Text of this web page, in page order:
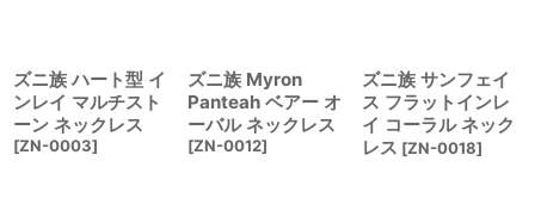
ズニ族 ハート型 イ
ンレイ マルチスト
ーン ネックレス
[ZN-0003]
ズニ族 Myron
Panteah ベアー オ
ーバル ネックレス
[ZN-0012]
ズニ族 サンフェイ
ス フラットインレ
イ コーラル ネック
レス [ZN-0018]